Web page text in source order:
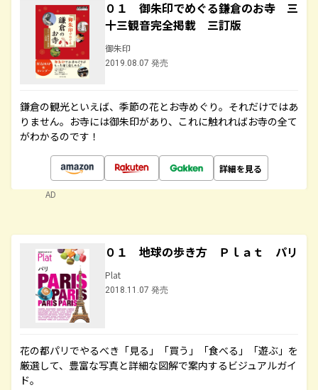
０１ 御朱印でめぐる鎌倉のお寺 三
十三観音完全掲載 三訂版
御朱印
2019.08.07 発売
鎌倉の観光といえば、季節の花とお寺めぐり。それだけではあ
りません。お寺には御朱印があり、これに触れればお寺の全て
がわかるのです！
詳細を見る
AD
０１ 地球の歩き方 Ｐｌａｔ パリ
Plat
2018.11.07 発売
花の都パリでやるべき「見る」「買う」「食べる」「遊ぶ」を
厳選して、豊富な写真と詳細な図解で案内するビジュアルガイ
ド。